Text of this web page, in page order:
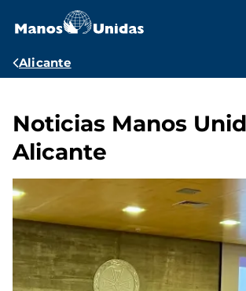
contenido
Ruta
navegación
Alicante
Noticias Manos
Alicante